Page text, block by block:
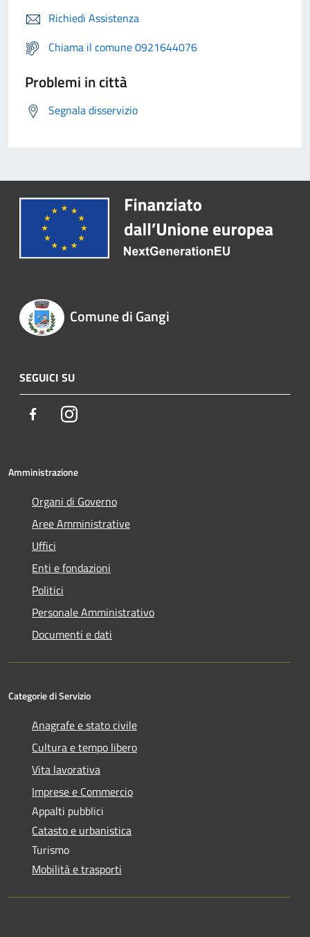
Richiedi Assistenza
Chiama il comune 0921644076
Problemi in città
Segnala disservizio
Comune di Gangi
SEGUICI SU
FacebookInstagram
Amministrazione
Organi di Governo
Aree Amministrative
Uffici
Enti e fondazioni
Politici
Personale Amministrativo
Documenti e dati
Categorie di Servizio
Anagrafe e stato civile
Cultura e tempo libero
Vita lavorativa
Imprese e Commercio
Appalti pubblici
Catasto e urbanistica
Turismo
Mobilità e trasporti